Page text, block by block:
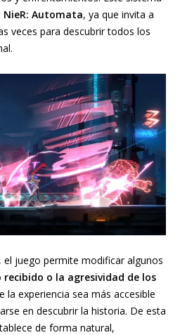
NieR: Automata, ya que invita a
veces para descubrir todos los
juego permite modificar algunos
recibido o la agresividad de los
la experiencia sea más accesible
en descubrir la historia. De esta
de forma natural,